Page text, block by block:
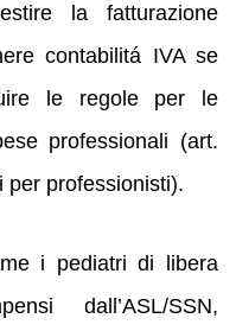
la fatturazione
contabilitá IVA se
le regole per le
professionali (art.
per professionisti).
i pediatri di libera
dall’ASL/SSN,